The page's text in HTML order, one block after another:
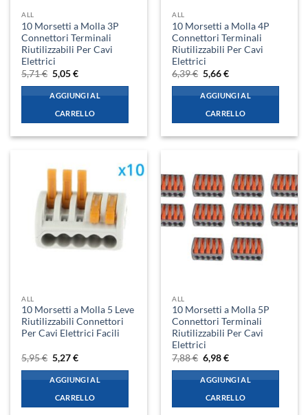
ALL
10 Morsetti a Molla 3P
Connettori Terminali
Riutilizzabili Per Cavi
Elettrici
5,71€ Il
prezzo
originale
era:
5,71 €.
5,05€Il
attuale
è:
5,05 €.
AGGIUNGI AL
CARRELLO
ALL
10 Morsetti a Molla 4P
Connettori Terminali
Riutilizzabili Per Cavi
Elettrici
6,39€ Il
prezzo
originale
era:
6,39 €.
5,66€Il
attuale
è:
5,66 €.
AGGIUNGI AL
CARRELLO
ALL
10 Morsetti a Molla 5 Leve
Riutilizzabili Connettori
Per Cavi Elettrici Facili
5,95€ Il
prezzo
originale
era:
5,95 €.
5,27€Il
attuale
è:
5,27 €.
AGGIUNGI AL
CARRELLO
ALL
10 Morsetti a Molla 5P
Connettori Terminali
Riutilizzabili Per Cavi
Elettrici
7,88€ Il
prezzo
originale
era:
7,88 €.
6,98€Il
attuale
è:
6,98 €.
AGGIUNGI AL
CARRELLO